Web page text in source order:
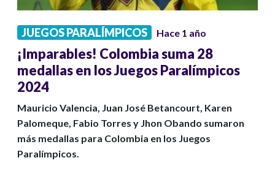
JUEGOS PARALÍMPICOS Hace 1 año
¡Imparables! Colombia suma 28
medallas en los Juegos Paralímpicos
2024
Mauricio Valencia, Juan José Betancourt, Karen
Palomeque, Fabio Torres y Jhon Obando sumaron
más medallas para Colombia en los Juegos
Paralímpicos.